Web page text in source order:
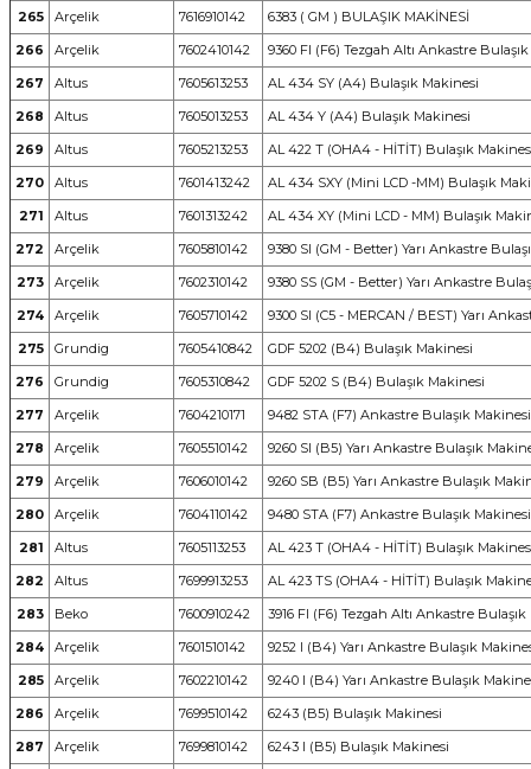
265
Arçelik 7616910142
6383 ( GM ) BULAŞIK MAKİNESİ
266
Arçelik 7602410142
9360 FI (F6) Tezgah Altı Ankastre
267
Altus 7605613253
AL 434 SY (A4) Bulaşık Makinesi
268
Altus 7605013253
AL 434 Y (A4) Bulaşık Makinesi
269
Altus 7605213253
AL 422 T (OHA4 - HİTİT) Bulaşık
270
Altus 7601413242
AL 434 SXY (Mini LCD -MM) Bulaşık
271
Altus 7601313242
AL 434 XY (Mini LCD - MM) Bulaşık
272
Arçelik 7605810142
9380 SI (GM - Better) Yarı Ankastre
273
Arçelik 7602310142
9380 SS (GM - Better) Yarı Ankastre
274
Arçelik 7605710142
9300 SI (C5 - MERCAN / BEST) Yarı
275
Grundig 7605410842
GDF 5202 (B4) Bulaşık Makinesi
276
Grundig 7605310842
GDF 5202 S (B4) Bulaşık Makinesi
277
Arçelik 7604210171
9482 STA (F7) Ankastre Bulaşık Makinesi
278
Arçelik 7605510142
9260 SI (B5) Yarı Ankastre Bulaşık
279
Arçelik 7606010142
9260 SB (B5) Yarı Ankastre Bulaşık
280
Arçelik 7604110142
9480 STA (F7) Ankastre Bulaşık Makinesi
281
Altus 7605113253
AL 423 T (OHA4 - HİTİT) Bulaşık
282
Altus 7699913253
AL 423 TS (OHA4 - HİTİT) Bulaşık
283
Beko 7600910242
3916 FI (F6) Tezgah Altı Ankastre
284
Arçelik 7601510142
9252 I (B4) Yarı Ankastre Bulaşık
285
Arçelik 7602210142
9240 I (B4) Yarı Ankastre Bulaşık
286
Arçelik 7699510142
6243 (B5) Bulaşık Makinesi
287
Arçelik 7699810142
6243 I (B5) Bulaşık Makinesi